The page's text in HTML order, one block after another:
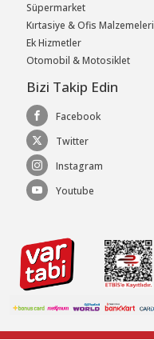
Süpermarket
Kırtasiye & Ofis Malzemeleri
Ek Hizmetler
Otomobil & Motosiklet
Bizi Takip Edin
Facebook
Twitter
Instagram
Youtube